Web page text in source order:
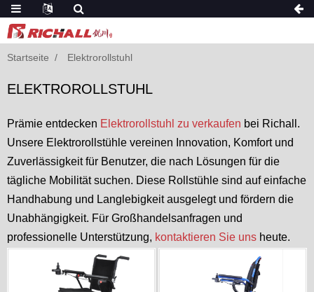
Startseite Elektrorollstuhl
ELEKTROROLLSTUHL
Prämie entdecken Elektrorollstuhl zu verkaufen bei Richall.
Unsere Elektrorollstühle vereinen Innovation, Komfort und
Zuverlässigkeit für Benutzer, die nach Lösungen für die
tägliche Mobilität suchen. Diese Rollstühle sind auf einfache
Handhabung und Langlebigkeit ausgelegt und fördern die
Unabhängigkeit. Für Großhandelsanfragen und
professionelle Unterstützung, kontaktieren Sie uns heute.